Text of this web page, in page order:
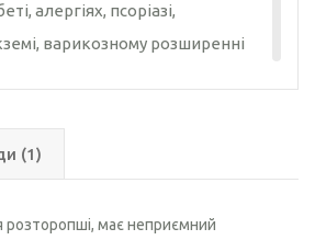
алергіях, псоріазі,
варикозному розширенні
разом із водою і їжею.
(1)
розторопші, має неприємний